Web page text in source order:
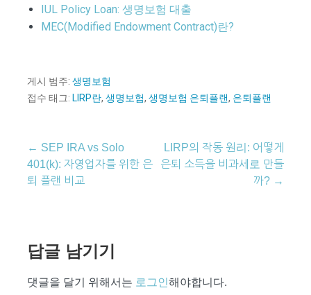
IUL Policy Loan: 생명보험 대출
MEC(Modified Endowment Contract)란?
게시 범주: 생명보험
접수 태그: LIRP란, 생명보험, 생명보험 은퇴플랜, 은퇴플랜
← SEP IRA vs Solo
401(k): 자영업자를 위한 은
퇴 플랜 비교
LIRP의 작동 원리: 어떻게
은퇴 소득을 비과세로 만들
까? →
답글 남기기
댓글을 달기 위해서는 로그인 해야합니다.